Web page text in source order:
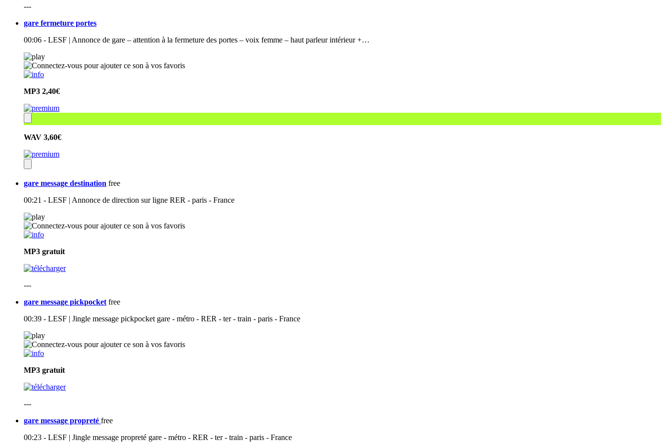
---
gare fermeture portes
00:06 - LESF | Annonce de gare – attention à la fermeture des portes – voix femme – haut parleur intérieur +…
MP3 2,40€
WAV 3,60€
gare message destination free
00:21 - LESF | Annonce de direction sur ligne RER - paris - France
MP3 gratuit
---
gare message pickpocket free
00:39 - LESF | Jingle message pickpocket gare - métro - RER - ter - train - paris - France
MP3 gratuit
---
gare message propreté free
00:23 - LESF | Jingle message propreté gare - métro - RER - ter - train - paris - France